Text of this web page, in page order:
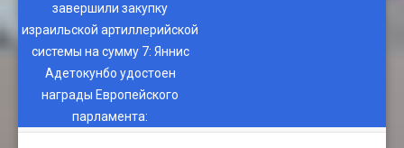
завершили закупку
израильской артиллерийской
системы на сумму 7: Яннис
Адетокунбо удостоен
награды Европейского
парламента: